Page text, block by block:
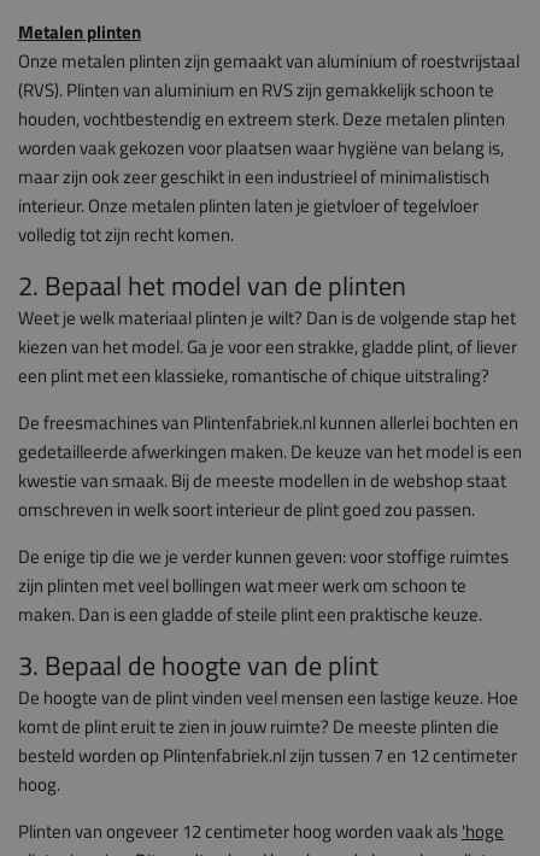
Metalen plinten
Onze metalen plinten zijn gemaakt van aluminium of roestvrijstaal
(RVS). Plinten van aluminium en RVS zijn gemakkelijk schoon te
houden, vochtbestendig en extreem sterk. Deze metalen plinten
worden vaak gekozen voor plaatsen waar hygiëne van belang is,
maar zijn ook zeer geschikt in een industrieel of minimalistisch
interieur. Onze metalen plinten laten je gietvloer of tegelvloer
volledig tot zijn recht komen.
2. Bepaal het model van de plinten
Weet je welk materiaal plinten je wilt? Dan is de volgende stap het
kiezen van het model. Ga je voor een strakke, gladde plint, of liever
een plint met een klassieke, romantische of chique uitstraling?
De freesmachines van Plintenfabriek.nl kunnen allerlei bochten en
gedetailleerde afwerkingen maken. De keuze van het model is een
kwestie van smaak. Bij de meeste modellen in de webshop staat
omschreven in welk soort interieur de plint goed zou passen.
De enige tip die we je verder kunnen geven: voor stoffige ruimtes
zijn plinten met veel bollingen wat meer werk om schoon te
maken. Dan is een gladde of steile plint een praktische keuze.
3. Bepaal de hoogte van de plint
De hoogte van de plint vinden veel mensen een lastige keuze. Hoe
komt de plint eruit te zien in jouw ruimte? De meeste plinten die
besteld worden op Plintenfabriek.nl zijn tussen 7 en 12 centimeter
hoog.
Plinten van ongeveer 12 centimeter hoog worden vaak als'hoge